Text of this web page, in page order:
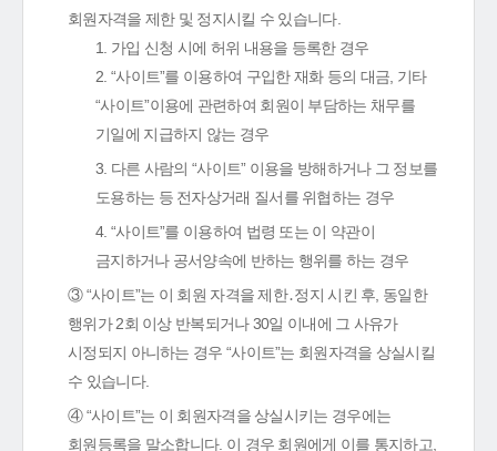
회원자격을 제한 및 정지시킬 수 있습니다.
1. 가입 신청 시에 허위 내용을 등록한 경우
2. “사이트”를 이용하여 구입한 재화 등의 대금, 기타
“사이트”이용에 관련하여 회원이 부담하는 채무를
기일에 지급하지 않는 경우
3. 다른 사람의 “사이트” 이용을 방해하거나 그 정보를
도용하는 등 전자상거래 질서를 위협하는 경우
4. “사이트”를 이용하여 법령 또는 이 약관이
금지하거나 공서양속에 반하는 행위를 하는 경우
③ “사이트”는 이 회원 자격을 제한․정지 시킨 후, 동일한
행위가 2회 이상 반복되거나 30일 이내에 그 사유가
시정되지 아니하는 경우 “사이트”는 회원자격을 상실시킬
수 있습니다.
④ “사이트”는 이 회원자격을 상실시키는 경우에는
회원등록을 말소합니다. 이 경우 회원에게 이를 통지하고,